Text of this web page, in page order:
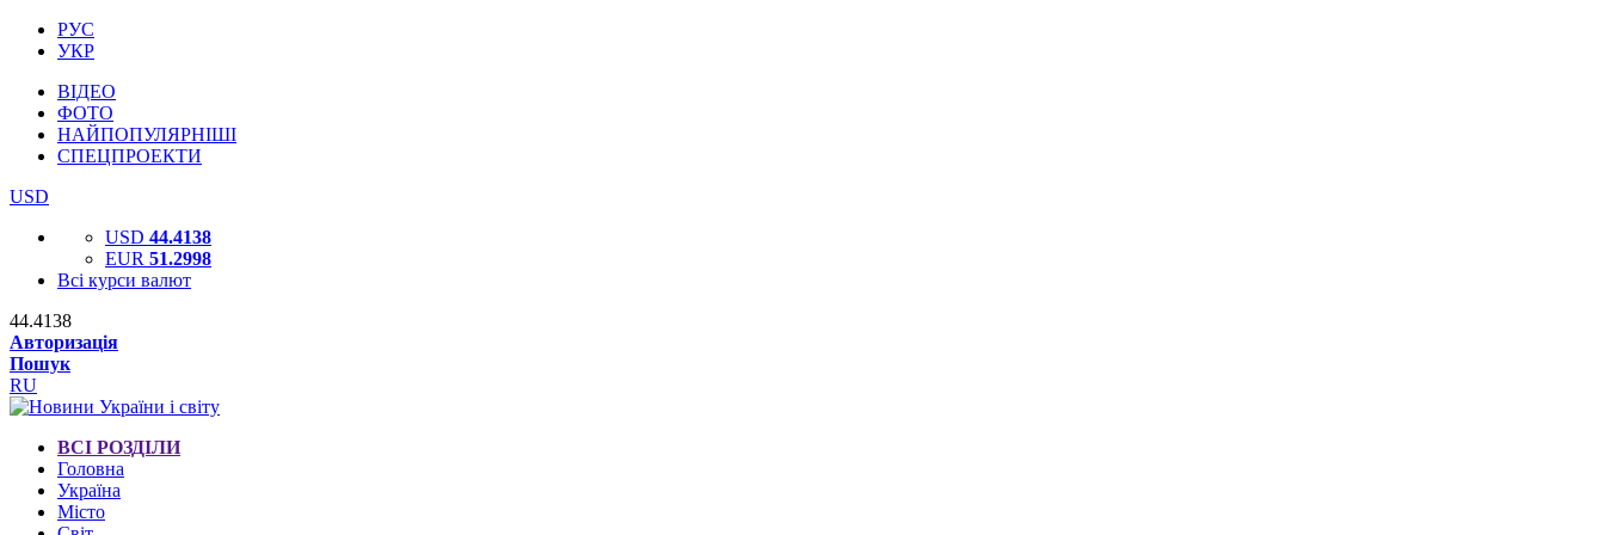
РУС
УКР
ВІДЕО
ФОТО
НАЙПОПУЛЯРНІШІ
СПЕЦПРОЕКТИ
USD
USD 44.4138
EUR 51.2998
Всі курси валют
44.4138
Авторизація
Пошук
RU
ВСІ РОЗДІЛИ
Головна
Україна
Місто